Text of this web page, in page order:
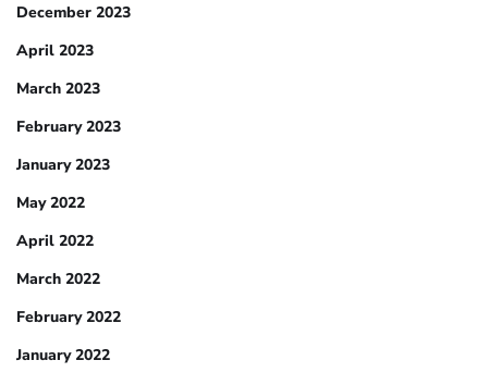
December 2023
April 2023
March 2023
February 2023
January 2023
May 2022
April 2022
March 2022
February 2022
January 2022